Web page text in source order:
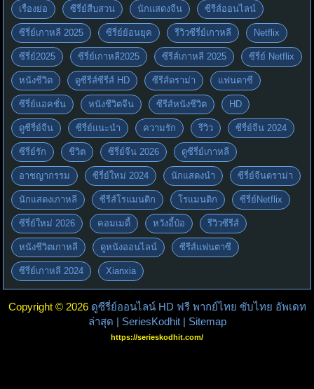
เรื่องย่อ ซีรี่ย์สืบสวน นักแสดงจีน ซีรีส์ออนไลน์
ซีรี่ย์เกาหลี 2025 ซีรี่ย์ย้อนยุค รีวิวซีรี่ย์เกาหลี Netflix
ซีรี่ย์2025 ซีรี่ย์เกาหลี2025 ซีรีส์เกาหลี 2025 ซีรี่ย์ Netflix
หนังชีวิต ดูซีรีส์ซีรีส์ HD ซีรีส์ดราม่า แฟนตาซี
ซีรี่ย์แอคชั่น หนังชีวิตจีน ซีรีส์หนังชีวิต HD
ดูซีรี่ย์จีน ซีรี่ย์แนะนำ ความรัก รีวิว ซีรี่ย์จีน 2024
ซีรี่ย์รัก ชีวิต ซีรี่ย์จีน 2026 ดูซีรี่ย์เกาหลี
อาชญากรรม ซีรี่ย์ใหม่ 2024 นักแสดงนำ ซีรี่ย์จีนดราม่า
นักแสดงเกาหลี ซีรีส์โรแมนติก โรแมนติก ซีรี่ย์Netflix
ซีรี่ย์ใหม่ 2026 คอมเมดี้ หวังอี้ป๋อ รีวิวซีรีส์
หนังชีวิตเกาหลี ดูหนังออนไลน์ ซีรีส์แฟนตาซี
ซีรี่ย์เกาหลี 2024 Xianxia
Copyright © 2026 ดูซีรี่ย์ออนไลน์ HD ฟรี พากย์ไทย ซับไทย อัพเดท
ล่าสุด | SeriesKodhit | Sitemap
https://serieskodhit.com/